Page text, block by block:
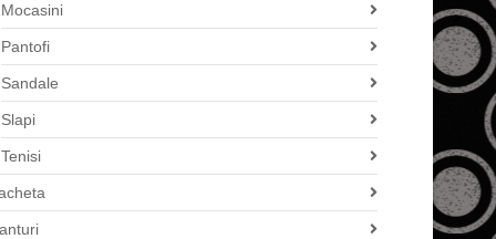
Mocasini
Pantofi
Sandale
Slapi
Tenisi